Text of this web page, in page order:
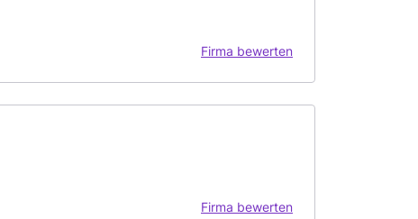
Firma bewerten
Firma bewerten